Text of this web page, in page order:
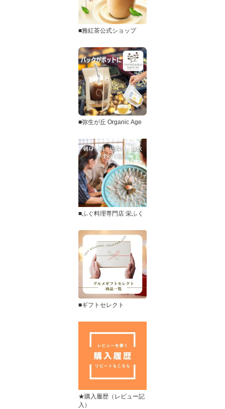
■雅紅茶公式ショップ
■弥生が丘 Organic Age
■ふぐ料理専門店 栄ふく
■ギフトセレクト
★購入履歴（レビュー記
入）